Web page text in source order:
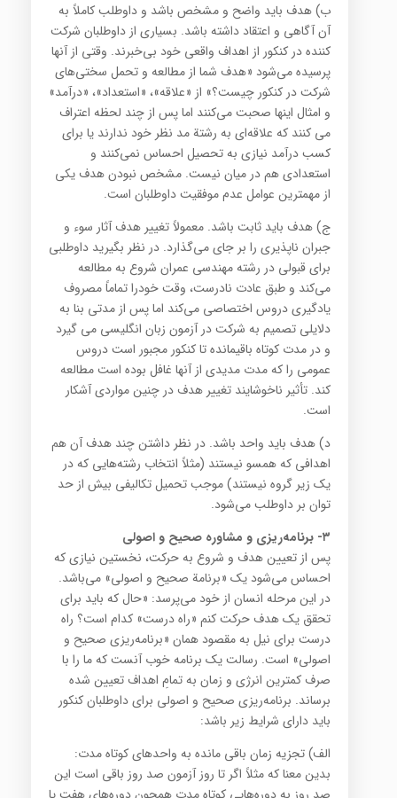
ب) هدف باید واضح و مشخص باشد و داوطلب کاملاً به
آن آگاهی و اعتقاد داشته باشد. بسیاری از داوطلبان شرکت
کننده در کنکور از اهداف واقعی خود بی‌خبرند. وقتی از آنها
پرسیده می‌شود «هدف شما از مطالعه و تحمل سختی‌های
شرکت در کنکور چیست؟» از «علاقه»، «استعداد»، «درآمد»
و امثال اینها صحبت می‌کنند اما پس از چند لحظه اعتراف
می کنند که علاقه‌ای به رشتة مد نظر خود ندارند یا برای
کسب درآمد نیازی به تحصیل احساس نمی‌کنند و
استعدادی هم در میان نیست. مشخص نبودن هدف یکی
از مهمترین عوامل عدم موفقیت داوطلبان است.
ج) هدف باید ثابت باشد. معمولاً تغییر هدف آثار سوء و
جبران ناپذیری را بر جای می‌گذارد. در نظر بگیرید داوطلبی
برای قبولی در رشته مهندسی عمران شروع به مطالعه
می‌کند و طبق عادت نادرست، وقت خودرا تماماً مصروف
یادگیری دروس اختصاصی می‌کند اما پس از مدتی بنا به
دلایلی تصمیم به شرکت در آزمون زبان انگلیسی می گیرد
و در مدت کوتاه باقیمانده تا کنکور مجبور است دروس
عمومی را که مدت مدیدی از آنها غافل بوده است مطالعه
کند. تأثیر ناخوشایند تغییر هدف در چنین مواردی آشکار
است.
د) هدف باید واحد باشد. در نظر داشتن چند هدف آن هم
اهدافی که همسو نیستند (مثلاً انتخاب رشته‌هایی که در
یک زیر گروه نیستند) موجب تحمیل تکالیفی بیش از حد
توان بر داوطلب می‌شود.
۳- برنامه‌ریزی و مشاوره صحیح و اصولی
پس از تعیین هدف و شروع به حرکت، نخستین نیازی که
احساس می‌شود یک «برنامة صحیح و اصولی» می‌باشد.
در این مرحله انسان از خود می‌پرسد: «حال که باید برای
تحقق یک هدف حرکت کنم «راه درست» کدام است؟ راه
درست برای نیل به مقصود همان «برنامه‌ریزی صحیح و
اصولی» است. رسالت یک برنامه خوب آنست که ما را با
صرف کمترین انرژی و زمان به تمامِ اهداف تعیین شده
برساند. برنامه‌ریزی صحیح و اصولی برای داوطلبان کنکور
باید دارای شرایط زیر باشد:
الف) تجزیه زمان باقی مانده به واحدهای کوتاه مدت:
بدین معنا که مثلاً اگر تا روز آزمون صد روز باقی است این